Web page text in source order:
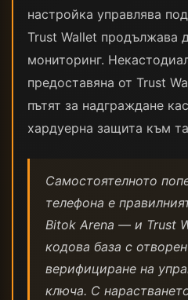
настройка управлява
Trust Wallet продължава
мониторинг.
предоставяна от Trust
пътят за надграждане
хардуерна защита към
Самостоятелното
телефона е
Bitok Arena — и Trust
кодова база с
верифициране на
ключа. С